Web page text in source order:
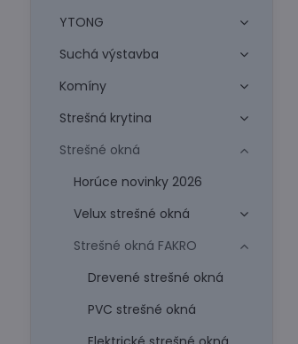
YTONG
Suchá výstavba
Komíny
Strešná krytina
Strešné okná
Horúce novinky 2026
Velux strešné okná
Strešné okná FAKRO
Drevené strešné okná
PVC strešné okná